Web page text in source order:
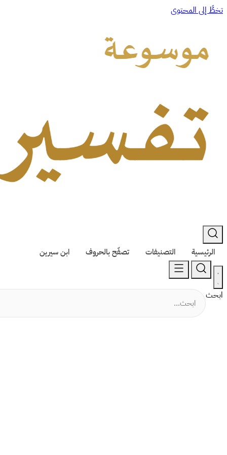
تخطَّ إلى المحتوى
الرئيسية التصنيفات تصفّح بالحروف ابن سيرين
ابحث